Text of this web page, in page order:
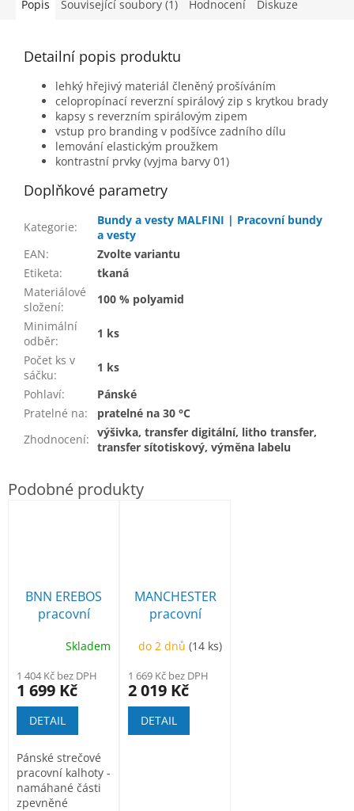
Popis Související soubory (1) Hodnocení Diskuze
Detailní popis produktu
lehký hřejivý materiál členěný prošíváním
celopropínací reverzní spirálový zip s krytkou brady
kapsy s reverzním spirálovým zipem
vstup pro branding v podšívce zadního dílu
lemování elastickým proužkem
kontrastní prvky (vyjma barvy 01)
Doplňkové parametry
Kategorie:
Bundy a vesty MALFINI | Pracovní bundy
a vesty
EAN:
Zvolte variantu
Etiketa:
tkaná
Materiálové
složení:
100 % polyamid
Minimální
odběr:
1 ks
Počet ks v
sáčku:
1 ks
Pohlaví:
Pánské
Pratelné na:
pratelné na 30 °C
Zhodnocení: výšivka, transfer digitální, litho transfer,
transfer sítotiskový, výměna labelu
BNN EREBOS
pracovní
Skladem
1 404 Kč bez DPH
1 699 Kč
DETAIL
Pánské strečové
pracovní kalhoty -
namáhané části
zpevněné
MANCHESTER
pracovní
do 2 dnů(14 ks)
1 669 Kč bez DPH
2 019 Kč
DETAIL